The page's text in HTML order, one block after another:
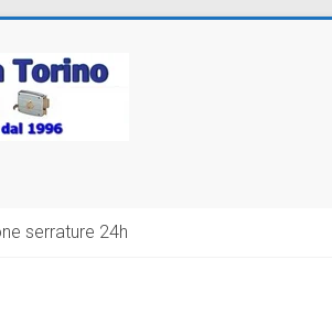
serrature 24h